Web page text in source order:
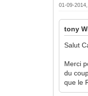
01-09-
tony
Salut
Merci
du
que le